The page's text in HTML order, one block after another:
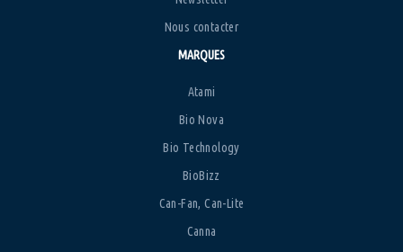
Nous contacter
MARQUES
Atami
Bio Nova
Bio Technology
BioBizz
Can-Fan, Can-Lite
Canna